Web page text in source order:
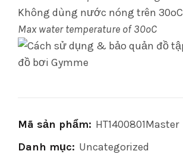
Không dùng nước nóng trên 30oC
Max water temperature of 30oC
Mã sản phẩm: HT1400801Master
Danh mục: Uncategorized